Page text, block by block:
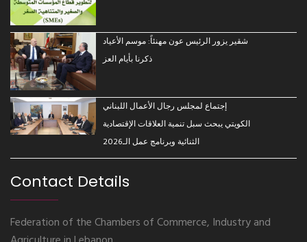
شقير يزور الرئيس عون مهنئاً: موسم الأعياد
ذكرنا بأيام العز
إجتماع لمجلس رجال الأعمال اللبناني
الكويتي يبحث سبل تنمية العلاقات الإقتصادية
الثنائية وبرنامج عمل الـ2026
Contact Details
Federation of the Chambers of Commerce, Industry and